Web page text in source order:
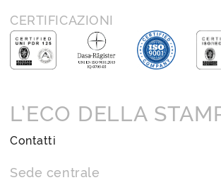
CERTIFICAZIONI
L’ECO DELLA
Contatti
Sede centrale